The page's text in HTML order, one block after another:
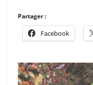
Partager :
Facebook